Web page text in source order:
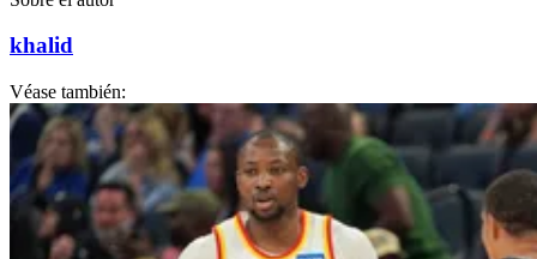
khalid
Véase también: